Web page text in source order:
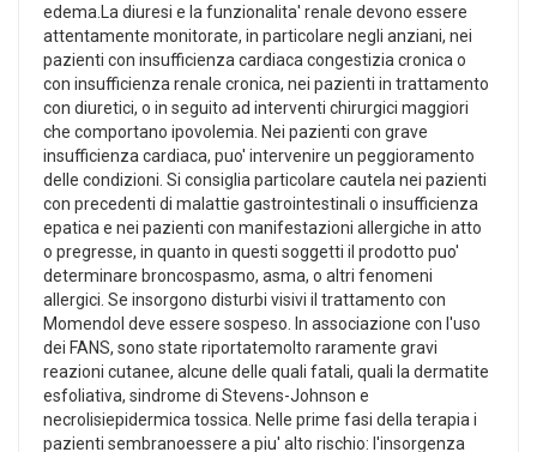
edema.La diuresi e la funzionalita' renale devono essere
attentamente monitorate, in particolare negli anziani, nei
pazienti con insufficienza cardiaca congestizia cronica o
con insufficienza renale cronica, nei pazienti in trattamento
con diuretici, o in seguito ad interventi chirurgici maggiori
che comportano ipovolemia. Nei pazienti con grave
insufficienza cardiaca, puo' intervenire un peggioramento
delle condizioni. Si consiglia particolare cautela nei pazienti
con precedenti di malattie gastrointestinali o insufficienza
epatica e nei pazienti con manifestazioni allergiche in atto
o pregresse, in quanto in questi soggetti il prodotto puo'
determinare broncospasmo, asma, o altri fenomeni
allergici. Se insorgono disturbi visivi il trattamento con
Momendol deve essere sospeso. In associazione con l'uso
dei FANS, sono state riportatemolto raramente gravi
reazioni cutanee, alcune delle quali fatali, quali la dermatite
esfoliativa, sindrome di Stevens-Johnson e
necrolisiepidermica tossica. Nelle prime fasi della terapia i
pazienti sembranoessere a piu' alto rischio: l'insorgenza